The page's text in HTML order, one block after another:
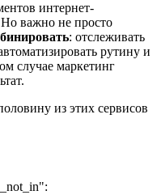
интернет-
важно не просто
: отслеживать
рутину и
случае маркетинг
из этих сервисов